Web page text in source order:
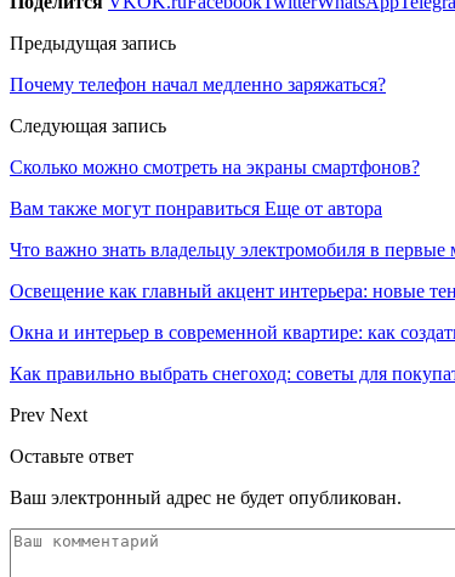
Предыдущая запись
Почему телефон начал медленно заряжаться?
Следующая запись
Сколько можно смотреть на экраны смартфонов?
Вам также могут понравиться Еще от автора
Что важно знать владельцу электромобиля в первые
Освещение как главный акцент интерьера: новые
Окна и интерьер в современной квартире: как
Как правильно выбрать снегоход: советы для
Prev Next
Оставьте ответ
Ваш электронный адрес не будет опубликован.